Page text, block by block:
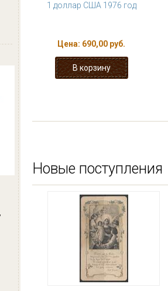
1 доллар США 1976 год
Цена: 690,00 руб.
Новые поступления